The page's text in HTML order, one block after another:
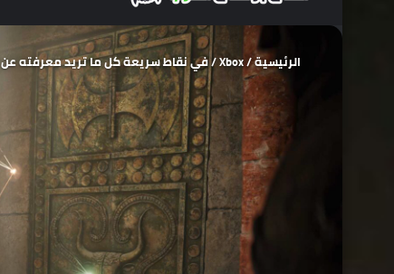
الرئيسية/
Xbox
/في نقاط سريعة كل ما تريد معرفته عن Resonance: A Plague Tale Legacy، واحدة من ألعاب القيم باس الواعدة لعام 2026 !